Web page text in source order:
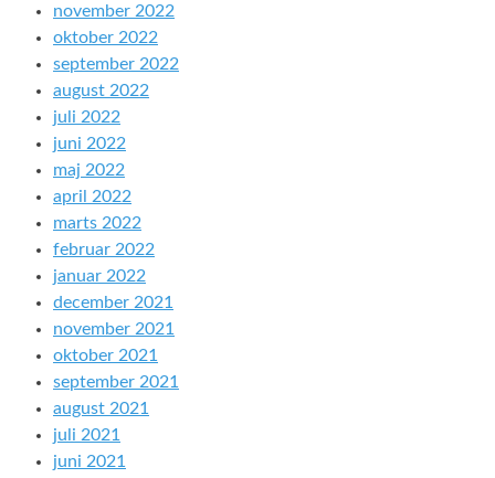
november 2022
oktober 2022
september 2022
august 2022
juli 2022
juni 2022
maj 2022
april 2022
marts 2022
februar 2022
januar 2022
december 2021
november 2021
oktober 2021
september 2021
august 2021
juli 2021
juni 2021